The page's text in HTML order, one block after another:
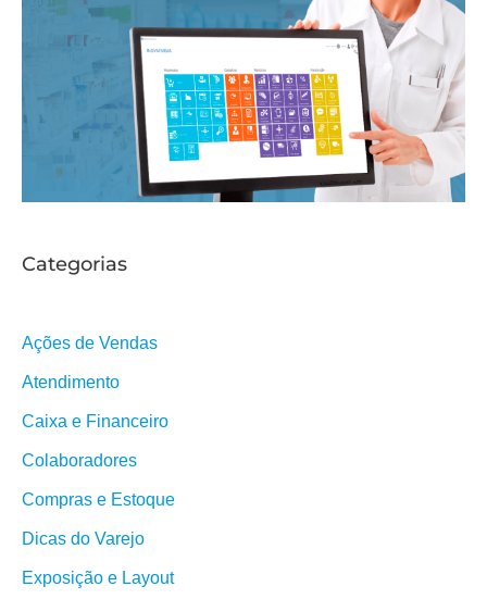
Categorias
Ações de Vendas
Atendimento
Caixa e Financeiro
Colaboradores
Compras e Estoque
Dicas do Varejo
Exposição e Layout